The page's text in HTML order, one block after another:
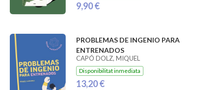
9,90 €
PROBLEMAS DE INGENIO PARA
ENTRENADOS
CAPÓ DOLZ, MIQUEL
Disponibilitat inmediata
13,20 €